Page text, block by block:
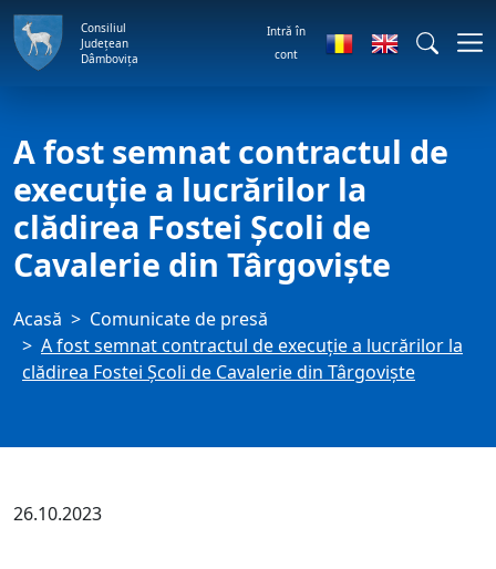
Consiliul
Județean
Dâmbovița
Intră în
cont
A fost semnat contractul de
execuție a lucrărilor la
clădirea Fostei Școli de
Cavalerie din Târgoviște
Acasă
Comunicate de presă
A fost semnat contractul de execuție a lucrărilor la
clădirea Fostei Școli de Cavalerie din Târgoviște
26.10.2023